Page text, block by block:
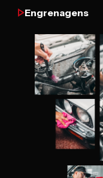
Engrenagens